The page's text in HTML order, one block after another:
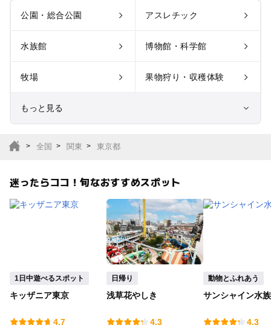
公園・総合公園 アスレチック
水族館 博物館・科学館
牧場 果物狩り・収穫体験
もっと見る
サファリパーク
植物園・フラワーパー
ク
バーベキュー
釣り
全国 関東 東京都
迷ったらココ！旬なおすすめスポット
1日中遊べるスポット
キッザニア東京
4.7
日帰り
浅草花やしき
4.3
動物とふれあう
サンシャイン水
4.3